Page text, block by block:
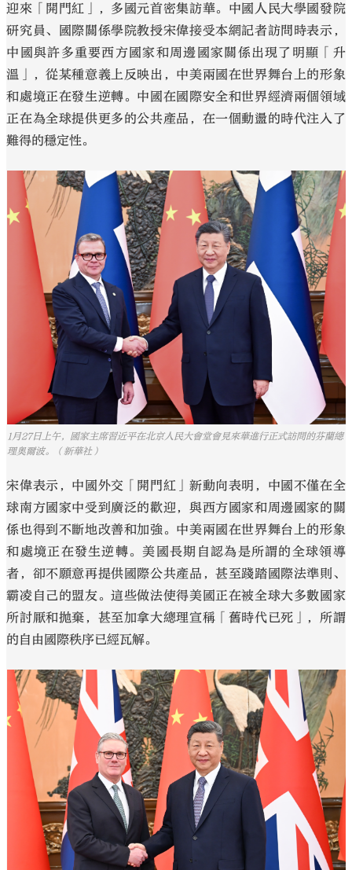
迎來「開門紅」，多國元首密集訪華。中國人民大學國發院
研究員、國際關係學院教授宋偉接受本網記者訪問時表示，
中國與許多重要西方國家和周邊國家關係出現了明顯「升
溫」，從某種意義上反映出，中美兩國在世界舞台上的形象
和處境正在發生逆轉。中國在國際安全和世界經濟兩個領域
正在為全球提供更多的公共產品，在一個動盪的時代注入了
難得的穩定性。
1月27日上午，國家主席習近平在北京人民大會堂會見來華進行正式訪問的芬蘭總
理奧爾波。（新華社）
宋偉表示，中國外交「開門紅」新動向表明，中國不僅在全
球南方國家中受到廣泛的歡迎，與西方國家和周邊國家的關
係也得到不斷地改善和加強。中美兩國在世界舞台上的形象
和處境正在發生逆轉。美國長期自認為是所謂的全球領導
者，卻不願意再提供國際公共產品，甚至踐踏國際法準則、
霸凌自己的盟友。這些做法使得美國正在被全球大多數國家
所討厭和拋棄，甚至加拿大總理宣稱「舊時代已死」，所謂
的自由國際秩序已經瓦解。